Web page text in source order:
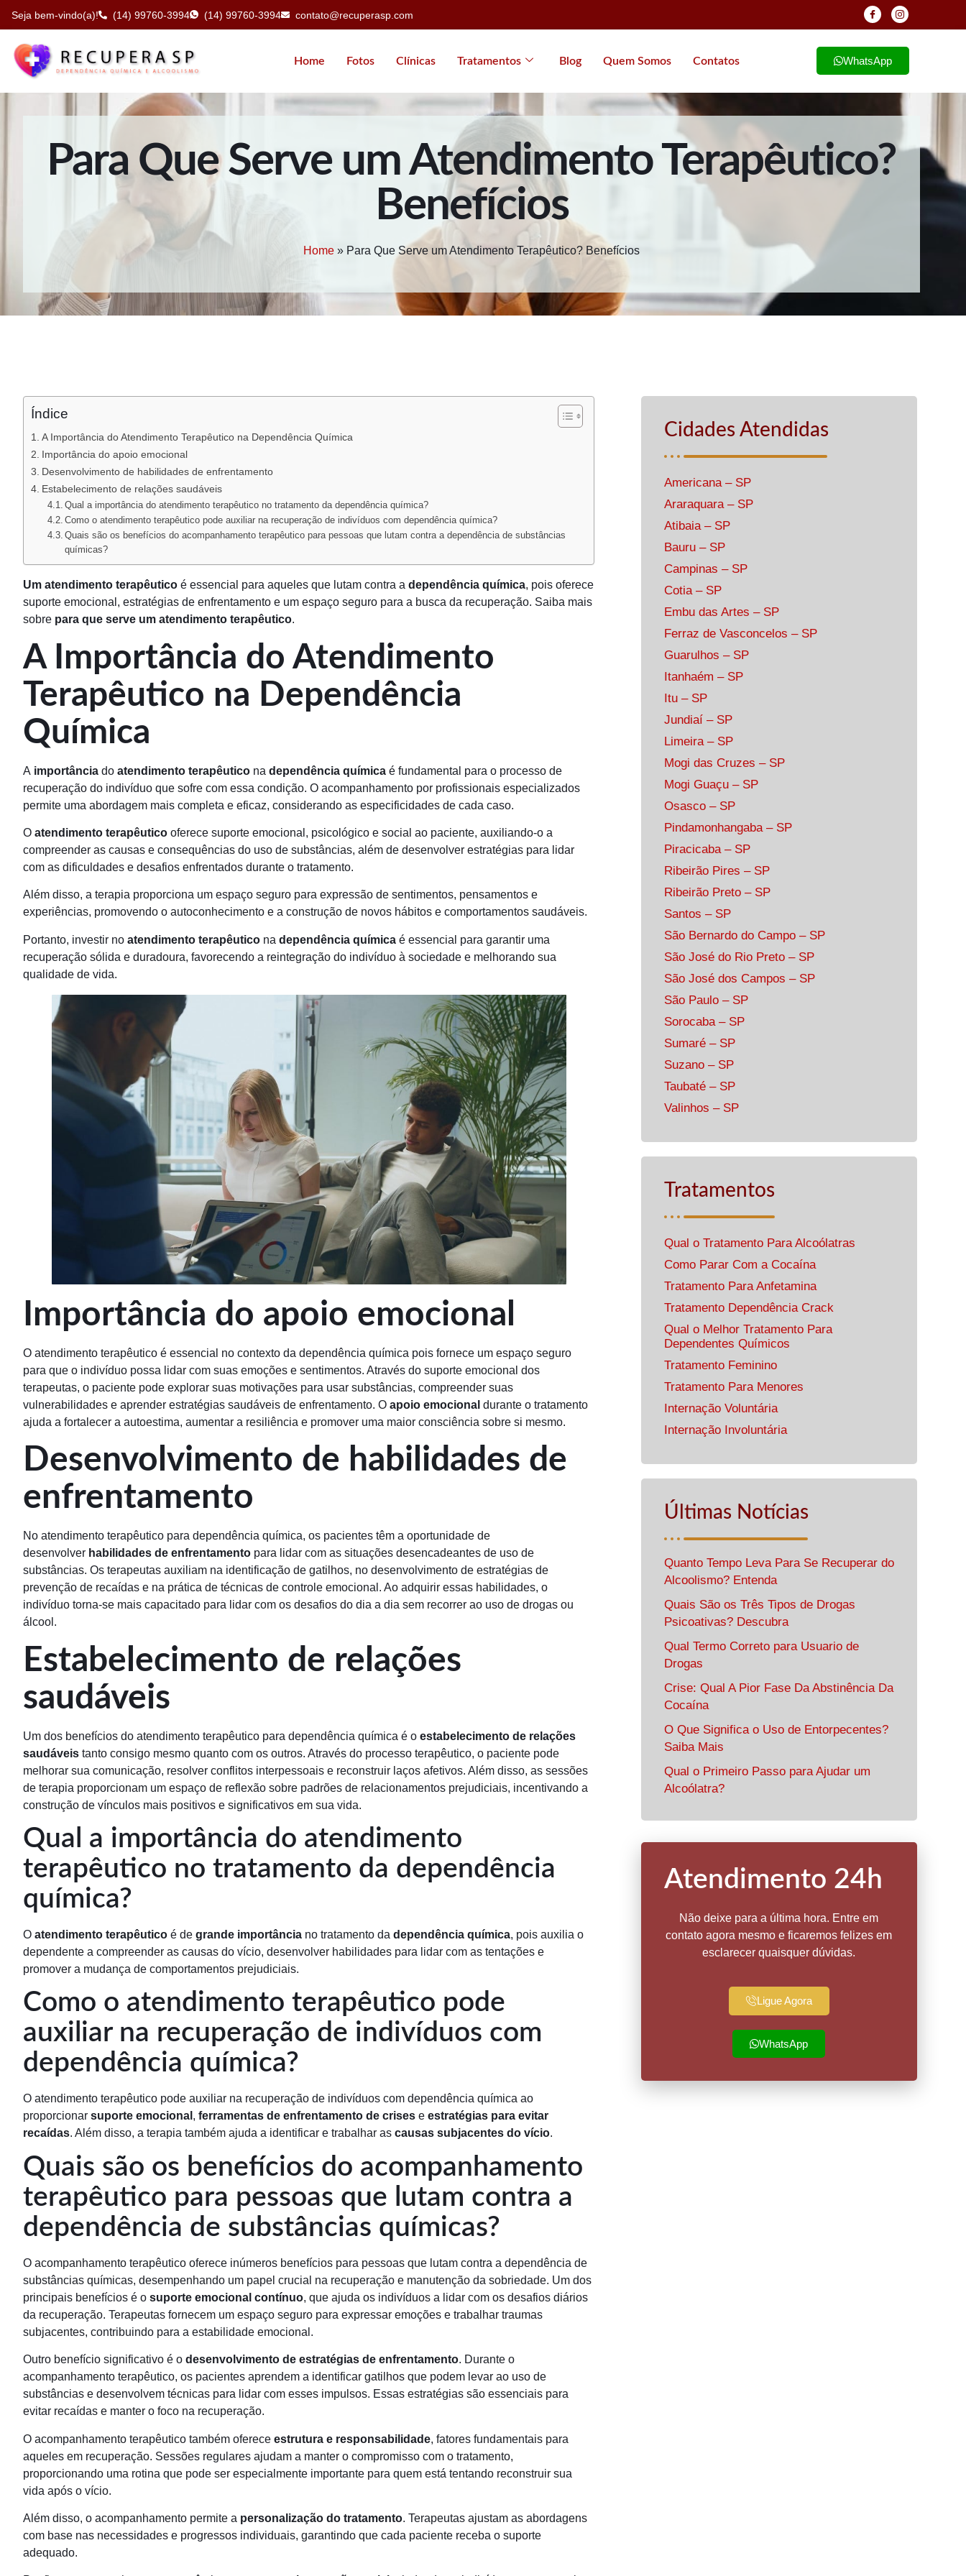
Seja bem-vindo(a)! (14) 99760-3994 (14) 99760-3994 contato@recuperasp.com
Home Fotos Clínicas Tratamentos Blog Quem Somos Contatos WhatsApp
Para Que Serve um Atendimento Terapêutico?
Benefícios
Home » Para Que Serve um Atendimento Terapêutico? Benefícios
Índice
A Importância do Atendimento Terapêutico na Dependência Química
Importância do apoio emocional
Desenvolvimento de habilidades de enfrentamento
Estabelecimento de relações saudáveis
Qual a importância do atendimento terapêutico no tratamento da dependência química?
Como o atendimento terapêutico pode auxiliar na recuperação de indivíduos com dependência química?
Quais são os benefícios do acompanhamento terapêutico para pessoas que lutam contra a dependência de substâncias
químicas?
Um atendimento terapêutico é essencial para aqueles que lutam contra a dependência química, pois oferece
suporte emocional, estratégias de enfrentamento e um espaço seguro para a busca da recuperação. Saiba mais
sobre para que serve um atendimento terapêutico.
A Importância do Atendimento
Terapêutico na Dependência
Química
A importância do atendimento terapêutico na dependência química é fundamental para o processo de
recuperação do indivíduo que sofre com essa condição. O acompanhamento por profissionais especializados
permite uma abordagem mais completa e eficaz, considerando as especificidades de cada caso.
O atendimento terapêutico oferece suporte emocional, psicológico e social ao paciente, auxiliando-o a
compreender as causas e consequências do uso de substâncias, além de desenvolver estratégias para lidar
com as dificuldades e desafios enfrentados durante o tratamento.
Além disso, a terapia proporciona um espaço seguro para expressão de sentimentos, pensamentos e
experiências, promovendo o autoconhecimento e a construção de novos hábitos e comportamentos saudáveis.
Portanto, investir no atendimento terapêutico na dependência química é essencial para garantir uma
recuperação sólida e duradoura, favorecendo a reintegração do indivíduo à sociedade e melhorando sua
qualidade de vida.
Importância do apoio emocional
O atendimento terapêutico é essencial no contexto da dependência química pois fornece um espaço seguro
para que o indivíduo possa lidar com suas emoções e sentimentos. Através do suporte emocional dos
terapeutas, o paciente pode explorar suas motivações para usar substâncias, compreender suas
vulnerabilidades e aprender estratégias saudáveis de enfrentamento. O apoio emocional durante o tratamento
ajuda a fortalecer a autoestima, aumentar a resiliência e promover uma maior consciência sobre si mesmo.
Desenvolvimento de habilidades de
enfrentamento
No atendimento terapêutico para dependência química, os pacientes têm a oportunidade de
desenvolver habilidades de enfrentamento para lidar com as situações desencadeantes de uso de
substâncias. Os terapeutas auxiliam na identificação de gatilhos, no desenvolvimento de estratégias de
prevenção de recaídas e na prática de técnicas de controle emocional. Ao adquirir essas habilidades, o
indivíduo torna-se mais capacitado para lidar com os desafios do dia a dia sem recorrer ao uso de drogas ou
álcool.
Estabelecimento de relações
saudáveis
Um dos benefícios do atendimento terapêutico para dependência química é o estabelecimento de relações
saudáveis tanto consigo mesmo quanto com os outros. Através do processo terapêutico, o paciente pode
melhorar sua comunicação, resolver conflitos interpessoais e reconstruir laços afetivos. Além disso, as sessões
de terapia proporcionam um espaço de reflexão sobre padrões de relacionamentos prejudiciais, incentivando a
construção de vínculos mais positivos e significativos em sua vida.
Qual a importância do atendimento
terapêutico no tratamento da dependência
química?
O atendimento terapêutico é de grande importância no tratamento da dependência química, pois auxilia o
dependente a compreender as causas do vício, desenvolver habilidades para lidar com as tentações e
promover a mudança de comportamentos prejudiciais.
Como o atendimento terapêutico pode
auxiliar na recuperação de indivíduos com
dependência química?
O atendimento terapêutico pode auxiliar na recuperação de indivíduos com dependência química ao
proporcionar suporte emocional , ferramentas de enfrentamento de crises e estratégias para evitar
recaídas. Além disso, a terapia também ajuda a identificar e trabalhar as causas subjacentes do vício.
Quais são os benefícios do acompanhamento
terapêutico para pessoas que lutam contra a
dependência de substâncias químicas?
O acompanhamento terapêutico oferece inúmeros benefícios para pessoas que lutam contra a dependência de
substâncias químicas, desempenhando um papel crucial na recuperação e manutenção da sobriedade. Um dos
principais benefícios é o suporte emocional contínuo, que ajuda os indivíduos a lidar com os desafios diários
da recuperação. Terapeutas fornecem um espaço seguro para expressar emoções e trabalhar traumas
subjacentes, contribuindo para a estabilidade emocional.
Outro benefício significativo é o desenvolvimento de estratégias de enfrentamento. Durante o
acompanhamento terapêutico, os pacientes aprendem a identificar gatilhos que podem levar ao uso de
substâncias e desenvolvem técnicas para lidar com esses impulsos. Essas estratégias são essenciais para
evitar recaídas e manter o foco na recuperação.
O acompanhamento terapêutico também oferece estrutura e responsabilidade, fatores fundamentais para
aqueles em recuperação. Sessões regulares ajudam a manter o compromisso com o tratamento,
proporcionando uma rotina que pode ser especialmente importante para quem está tentando reconstruir sua
vida após o vício.
Além disso, o acompanhamento permite a personalização do tratamento. Terapeutas ajustam as abordagens
com base nas necessidades e progressos individuais, garantindo que cada paciente receba o suporte
adequado.
Cidades Atendidas
Americana – SP
Araraquara – SP
Atibaia – SP
Bauru – SP
Campinas – SP
Cotia – SP
Embu das Artes – SP
Ferraz de Vasconcelos – SP
Guarulhos – SP
Itanhaém – SP
Itu – SP
Jundiaí – SP
Limeira – SP
Mogi das Cruzes – SP
Mogi Guaçu – SP
Osasco – SP
Pindamonhangaba – SP
Piracicaba – SP
Ribeirão Pires – SP
Ribeirão Preto – SP
Santos – SP
São Bernardo do Campo – SP
São José do Rio Preto – SP
São José dos Campos – SP
São Paulo – SP
Sorocaba – SP
Sumaré – SP
Suzano – SP
Taubaté – SP
Valinhos – SP
Tratamentos
Qual o Tratamento Para Alcoólatras
Como Parar Com a Cocaína
Tratamento Para Anfetamina
Tratamento Dependência Crack
Qual o Melhor Tratamento Para
Dependentes Químicos
Tratamento Feminino
Tratamento Para Menores
Internação Voluntária
Internação Involuntária
Últimas Notícias
Quanto Tempo Leva Para Se Recuperar do
Alcoolismo? Entenda
Quais São os Três Tipos de Drogas
Psicoativas? Descubra
Qual Termo Correto para Usuario de
Drogas
Crise: Qual A Pior Fase Da Abstinência Da
Cocaína
O Que Significa o Uso de Entorpecentes?
Saiba Mais
Qual o Primeiro Passo para Ajudar um
Alcoólatra?
Atendimento 24h
Não deixe para a última hora. Entre em
contato agora mesmo e ficaremos felizes em
esclarecer quaisquer dúvidas.
Ligue Agora
WhatsApp